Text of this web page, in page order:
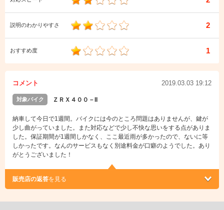
説明のわかりやすさ 2
おすすめ度 1
コメント 2019.03.03 19:12
対象バイク ＺＲＸ４００－II
納車して今日で1週間。バイクには今のところ問題はありませんが、鍵が
少し曲がっていました。また対応などで少し不快な思いをする点がありま
した。保証期間が1週間しかなく、ここ最近雨が多かったので、ないに等
しかったです。なんのサービスもなく別途料金が口癖のようでした。あり
がとうございました！
販売店の返答を見る